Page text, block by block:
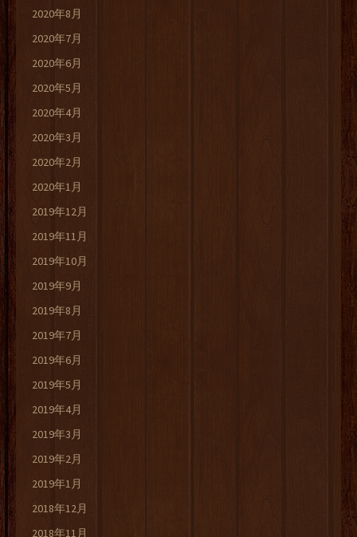
2020年8月
2020年7月
2020年6月
2020年5月
2020年4月
2020年3月
2020年2月
2020年1月
2019年12月
2019年11月
2019年10月
2019年9月
2019年8月
2019年7月
2019年6月
2019年5月
2019年4月
2019年3月
2019年2月
2019年1月
2018年12月
2018年11月